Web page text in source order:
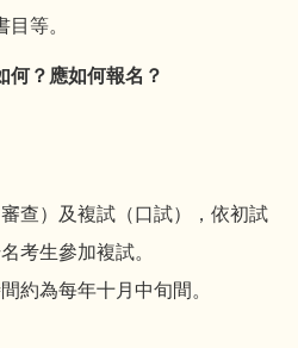
等。
何？應如何報名？
查）及複試（口試），依初試
考生參加複試。
約為每年十月中旬間。